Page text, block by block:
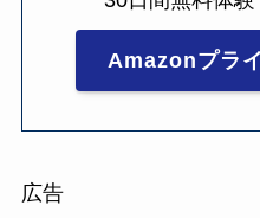
Amazonプラ
広告